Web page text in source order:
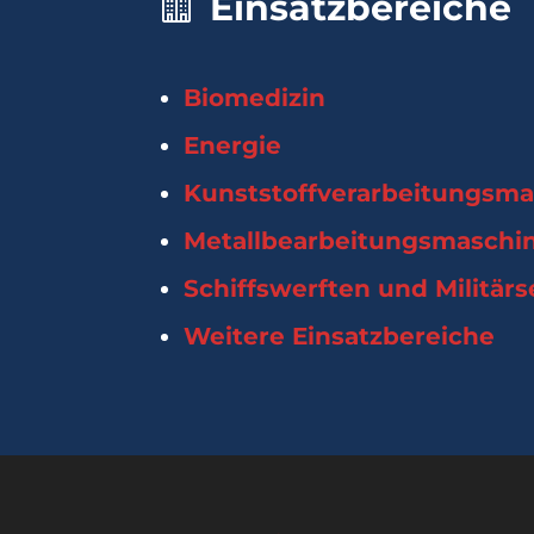
Biomedizin
Energie
Schiffswerften und
Weitere Einsatzbereiche